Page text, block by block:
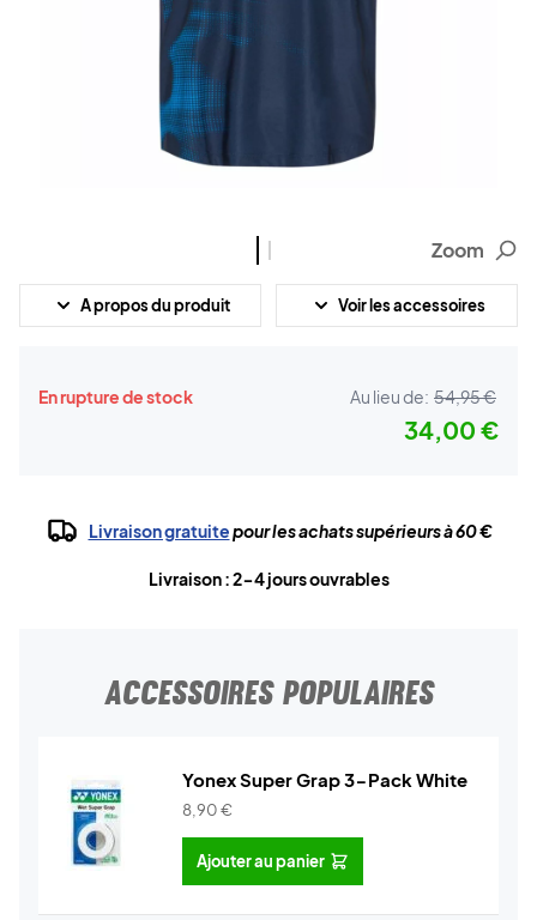
Zoom
A propos du produit Voir les accessoires
En rupture de stock Au lieu de: 54,95 €
34,00 €
Livraison gratuitepour les achats supérieurs à 60 €
Livraison : 2-4 jours ouvrables
ACCESSOIRES POPULAIRES
Yonex Super Grap 3-Pack White
8,90€
Ajouter au panier